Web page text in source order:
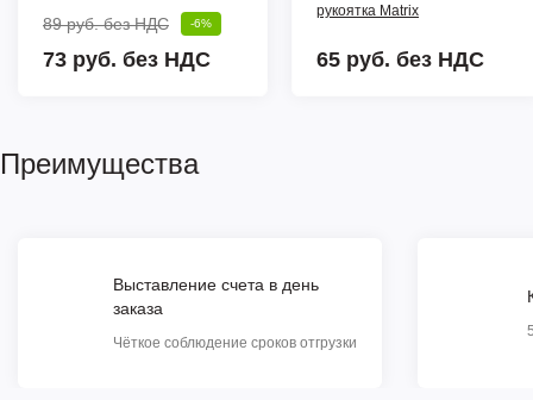
89 руб.без НДС -6%
73 руб. без НДС
рукоятка Matrix
65 руб. без НДС
Преимущества
Выставление счета в день
заказа
Чёткое соблюдение сроков отгрузки